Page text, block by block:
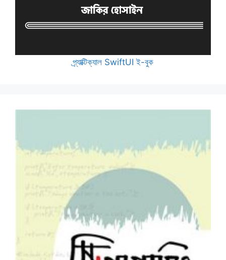
প্র্যাক্টিক্যাল SwiftUI ই-বুক